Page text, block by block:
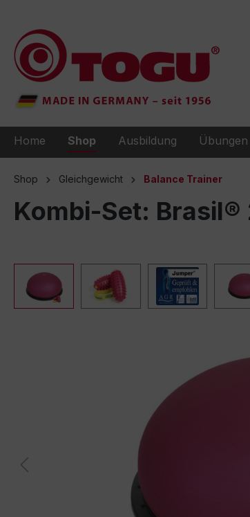
Home Shop Ausbildung Übungen
Shop Gleichgewicht Balance Trainer
Kombi-Set: